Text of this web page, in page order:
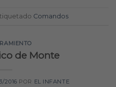
Comandos
de Monte
2016 POR EL INFANTE